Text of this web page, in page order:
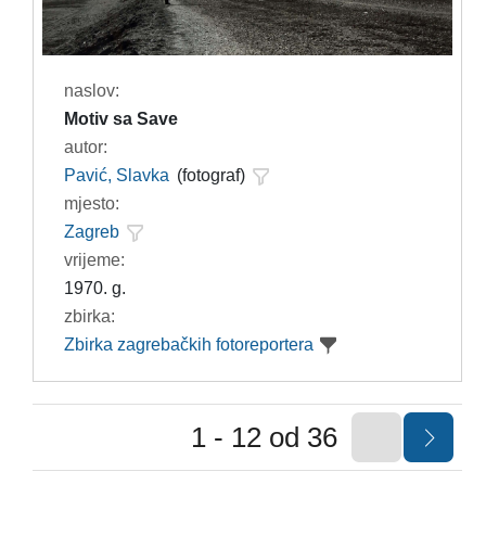
naslov:
Motiv sa Save
autor:
Pavić, Slavka (fotograf)
mjesto:
Zagreb
vrijeme:
1970. g.
zbirka:
Zbirka zagrebačkih fotoreportera
1 - 12 od 36